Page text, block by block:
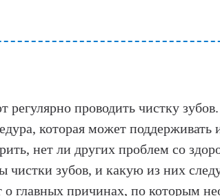
проводить чистку
которая может поддерживать
нет ли других проблем со
чистки зубов, и какую из них
о главных причинах, по которым